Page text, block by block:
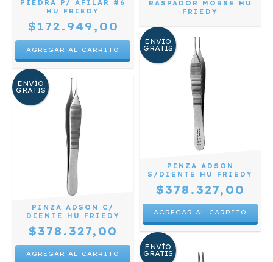
PIEDRA P/ AFILAR #6
HU FRIEDY
$172.949,00
RASPADOR MORSE HU
FRIEDY
ENVÍO
GRATIS
PINZA ADSON C/
DIENTE HU FRIEDY
$378.327,00
ENVÍO
GRATIS
PINZA ADSON
S/DIENTE HU FRIEDY
$378.327,00
ENVÍO
GRATIS